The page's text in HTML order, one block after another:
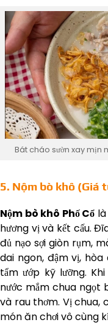
Bát cháo sườn xay mịn
5. Nộm bò khô (Giá
Nộm bò khô Phố Cổ
hương vị và kết cấu.
đủ nạo sợi giòn rụm,
dai ngon, đậm vị,
tẩm ướp kỹ lưỡng.
nước mắm chua ngọt
và rau thơm. Vị chua,
món ăn chơi vô cùng